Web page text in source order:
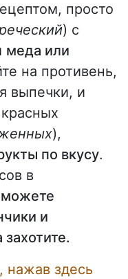
просто
) с
меда или
на противень,
выпечки, и
),
по вкусу.
в
и
, нажав здесь